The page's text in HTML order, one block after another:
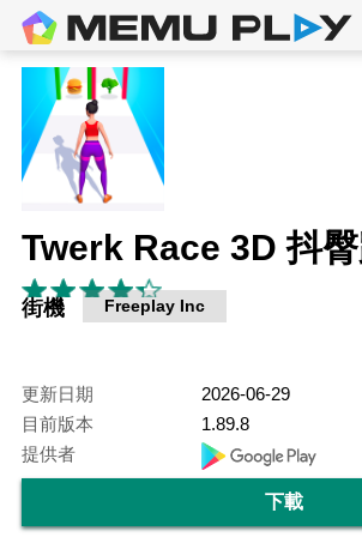
街機 Freeplay Inc
更新日期
2026-06-29
目前版本
1.89.8
提供者
下載